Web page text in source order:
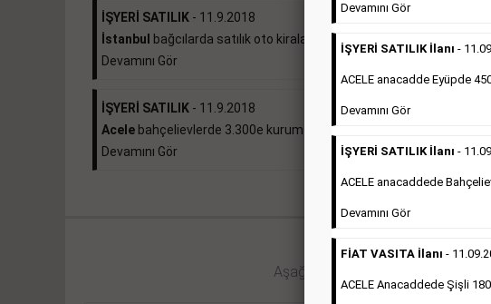
İŞYERİ SATILIK - 11.9.2018
İstanbul
bağcılarda satılık oto kiralama...
Devamını Gör
İŞYERİ SATILIK - 11.9.2018
Acele bahçelievlerde 3.300e kurumsal kiracılı 490...
Devamını Gör
Aşağıdaki bağlantıları takip
Devamını Gör
İŞYERİ SATILIK İlanı -
ACELE anacadde Eyüpde
Devamını Gör
İŞYERİ SATILIK İlanı -
ACELE anacaddede
Devamını Gör
FİAT VASITA İlanı -
ACELE Anacaddede Şişli